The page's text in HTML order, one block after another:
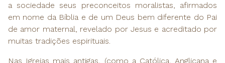
a sociedade seus preconceitos moralistas, afirmados
em nome da Bíblia e de um Deus bem diferente do Pai
de amor maternal, revelado por Jesus e acreditado por
muitas tradições espirituais.
Nas Igrejas mais antigas, (como a Católica, Anglicana e